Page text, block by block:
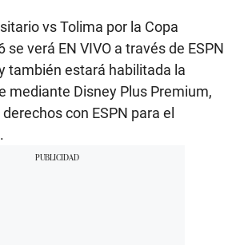
vs Tolima por la Copa
verá EN VIVO a través de ESPN
también estará habilitada la
mediante Disney Plus Premium,
con ESPN para el